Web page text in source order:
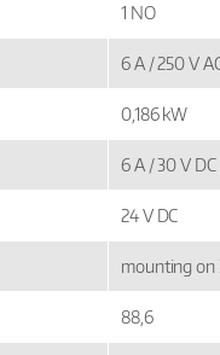
1 NO
6 A / 250 V
0,186 kW
6 A / 30 V DC
24 V DC
mounting on
88,6